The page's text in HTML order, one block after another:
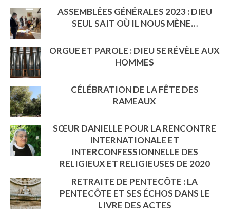
ASSEMBLÉES GÉNÉRALES 2023 : DIEU
SEUL SAIT OÙ IL NOUS MÈNE…
ORGUE ET PAROLE : DIEU SE RÉVÈLE AUX
HOMMES
CÉLÉBRATION DE LA FÊTE DES
RAMEAUX
SŒUR DANIELLE POUR LA RENCONTRE
INTERNATIONALE ET
INTERCONFESSIONNELLE DES
RELIGIEUX ET RELIGIEUSES DE 2020
RETRAITE DE PENTECÔTE : LA
PENTECÔTE ET SES ÉCHOS DANS LE
LIVRE DES ACTES